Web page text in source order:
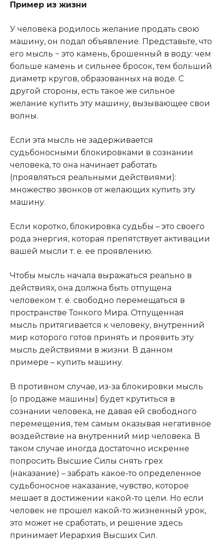
Пример из жизни
У человека родилось желание продать свою
машину, он подал объявление. Представьте, что
его мысль − это камень, брошенный в воду: чем
больше камень и сильнее бросок, тем больший
диаметр кругов, образованных на воде. С
другой стороны, есть такое же сильное
желание купить эту машину, вызывающее свои
волны.
Если эта мысль не задерживается
судьбоносными блокировками в сознании
человека, то она начинает работать
(проявляться реальными действиями):
множество звонков от желающих купить эту
машину.
Если коротко, блокировка судьбы – это своего
рода энергия, которая препятствует активации
вашей мысли т. е. ее проявлению.
Чтобы мысль начала выражаться реально в
действиях, она должна быть отпущена
человеком т. е. свободно перемещаться в
пространстве Тонкого Мира. Отпущенная
мысль притягивается к человеку, внутренний
мир которого готов принять и проявить эту
мысль действиями в жизни. В данном
примере – купить машину.
В противном случае, из-за блокировки мысль
(о продаже машины) будет крутиться в
сознании человека, не давая ей свободного
перемещения, тем самым оказывая негативное
воздействие на внутренний мир человека. В
таком случае иногда достаточно искренне
попросить Высшие Силы снять грех
(наказание) – забрать какое-то определенное
судьбоносное наказание, чувство, которое
мешает в достижении какой-то цели. Но если
человек не прошел какой-то жизненный урок,
это может не сработать, и решение здесь
принимает Иерархия Высших Сил.